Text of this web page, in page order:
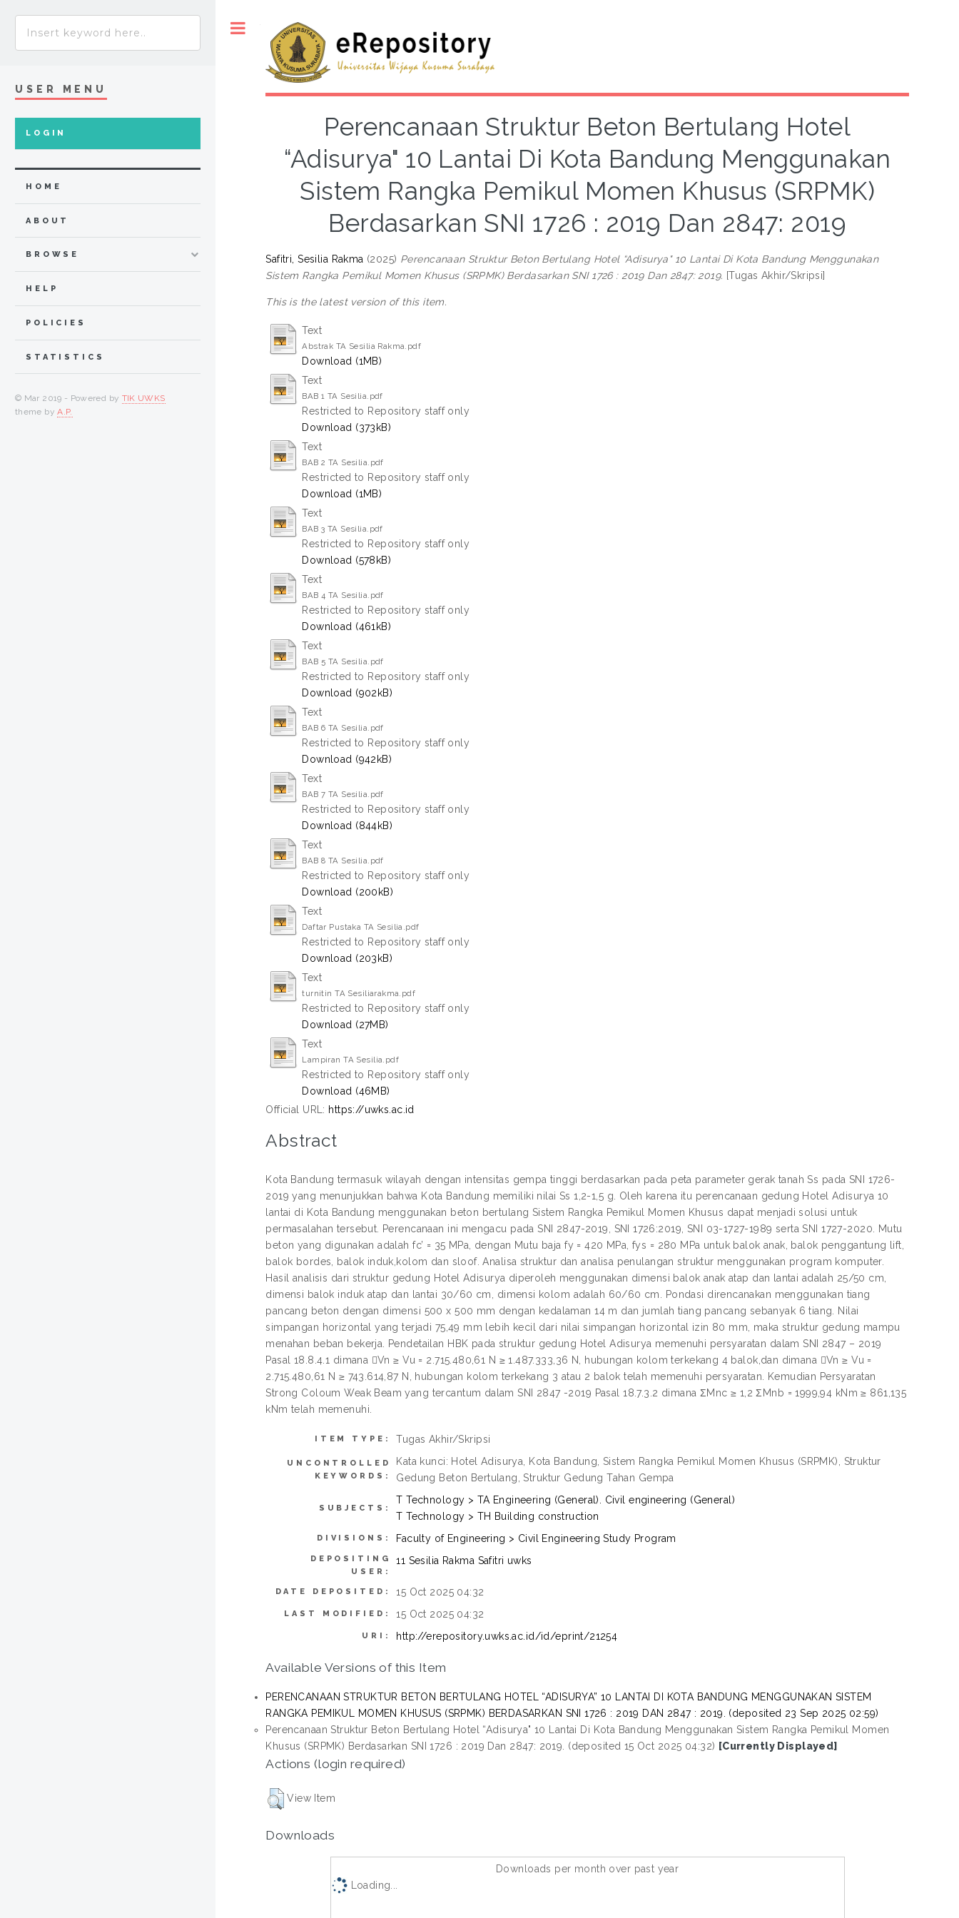
Perencanaan Struktur Beton Bertulang Hotel
“Adisurya" 10 Lantai Di Kota Bandung Menggunakan
Sistem Rangka Pemikul Momen Khusus (SRPMK)
Berdasarkan SNI 1726 : 2019 Dan 2847: 2019
Safitri, Sesilia Rakma (2025) Perencanaan Struktur Beton Bertulang Hotel “Adisurya" 10 Lantai Di Kota Bandung Menggunakan
Sistem Rangka Pemikul Momen Khusus (SRPMK) Berdasarkan SNI 1726 : 2019 Dan 2847: 2019. [Tugas Akhir/Skripsi]
This is the latest version of this item.
Text
Abstrak TA Sesilia Rakma.pdf
Download (1MB)
Text
BAB 1 TA Sesilia.pdf
Restricted to Repository staff only
Download (373kB)
Text
BAB 2 TA Sesilia.pdf
Restricted to Repository staff only
Download (1MB)
Text
BAB 3 TA Sesilia.pdf
Restricted to Repository staff only
Download (578kB)
Text
BAB 4 TA Sesilia.pdf
Restricted to Repository staff only
Download (461kB)
Text
BAB 5 TA Sesilia.pdf
Restricted to Repository staff only
Download (902kB)
Text
BAB 6 TA Sesilia.pdf
Restricted to Repository staff only
Download (942kB)
Text
BAB 7 TA Sesilia.pdf
Restricted to Repository staff only
Download (844kB)
Text
BAB 8 TA Sesilia.pdf
Restricted to Repository staff only
Download (200kB)
Text
Daftar Pustaka TA Sesilia.pdf
Restricted to Repository staff only
Download (203kB)
Text
turnitin TA Sesiliarakma.pdf
Restricted to Repository staff only
Download (27MB)
Text
Lampiran TA Sesilia.pdf
Restricted to Repository staff only
Download (46MB)
Official URL: https://uwks.ac.id
Abstract
Kota Bandung termasuk wilayah dengan intensitas gempa tinggi berdasarkan pada peta parameter gerak tanah Ss pada SNI 1726-
2019 yang menunjukkan bahwa Kota Bandung memiliki nilai Ss 1,2-1,5 g. Oleh karena itu perencanaan gedung Hotel Adisurya 10
lantai di Kota Bandung menggunakan beton bertulang Sistem Rangka Pemikul Momen Khusus dapat menjadi solusi untuk
permasalahan tersebut. Perencanaan ini mengacu pada SNI 2847-2019, SNI 1726:2019, SNI 03-1727-1989 serta SNI 1727-2020. Mutu
beton yang digunakan adalah fc’ = 35 MPa, dengan Mutu baja fy = 420 MPa, fys = 280 MPa untuk balok anak, balok penggantung lift,
balok bordes, balok induk,kolom dan sloof. Analisa struktur dan analisa penulangan struktur menggunakan program komputer.
Hasil analisis dari struktur gedung Hotel Adisurya diperoleh menggunakan dimensi balok anak atap dan lantai adalah 25/50 cm,
dimensi balok induk atap dan lantai 30/60 cm, dimensi kolom adalah 60/60 cm. Pondasi direncanakan menggunakan tiang
pancang beton dengan dimensi 500 x 500 mm dengan kedalaman 14 m dan jumlah tiang pancang sebanyak 6 tiang. Nilai
simpangan horizontal yang terjadi 75,49 mm lebih kecil dari nilai simpangan horizontal izin 80 mm, maka struktur gedung mampu
menahan beban bekerja. Pendetailan HBK pada struktur gedung Hotel Adisurya memenuhi persyaratan dalam SNI 2847 – 2019
Pasal 18.8.4.1 dimana Vn ≥ Vu = 2.715.480,61 N ≥ 1.487.333,36 N, hubungan kolom terkekang 4 balok,dan dimana Vn ≥ Vu =
2.715.480,61 N ≥ 743.614,87 N, hubungan kolom terkekang 3 atau 2 balok telah memenuhi persyaratan. Kemudian Persyaratan
Strong Coloum Weak Beam yang tercantum dalam SNI 2847 -2019 Pasal 18.7.3.2 dimana ƩMnc ≥ 1,2 ƩMnb = 1999,94 kNm ≥ 861,135
kNm telah memenuhi.
ITEM TYPE: Tugas Akhir/Skripsi
UNCONTROLLED
KEYWORDS:
Kata kunci: Hotel Adisurya, Kota Bandung, Sistem Rangka Pemikul Momen Khusus (SRPMK), Struktur
Gedung Beton Bertulang, Struktur Gedung Tahan Gempa
SUBJECTS:
T Technology > TA Engineering (General). Civil engineering (General)
T Technology > TH Building construction
DIVISIONS: Faculty of Engineering > Civil Engineering Study Program
DEPOSITING
USER:
11 Sesilia Rakma Safitri uwks
DATE DEPOSITED: 15 Oct 2025 04:32
LAST MODIFIED: 15 Oct 2025 04:32
URI: http://erepository.uwks.ac.id/id/eprint/21254
Available Versions of this Item
PERENCANAAN STRUKTUR BETON BERTULANG HOTEL “ADISURYA” 10 LANTAI DI KOTA BANDUNG MENGGUNAKAN SISTEM
RANGKA PEMIKUL MOMEN KHUSUS (SRPMK) BERDASARKAN SNI 1726 : 2019 DAN 2847 : 2019. (deposited 23 Sep 2025 02:59)
Perencanaan Struktur Beton Bertulang Hotel “Adisurya" 10 Lantai Di Kota Bandung Menggunakan Sistem Rangka Pemikul Momen
Khusus (SRPMK) Berdasarkan SNI 1726 : 2019 Dan 2847: 2019. (deposited 15 Oct 2025 04:32) [Currently Displayed]
Actions (login required)
View Item
Downloads
Downloads per month over past year
Loading...
USER MENU
LOGIN
HOME
ABOUT
BROWSE
HELP
POLICIES
STATISTICS
© Mar 2019 - Powered by TIK UWKS
theme byA.P.
Toggle